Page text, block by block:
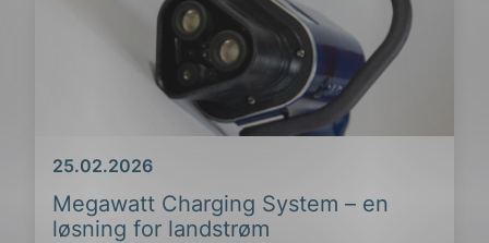
Megawatt Charging System – en
løsning for landstrøm
Dato
25.02.2026